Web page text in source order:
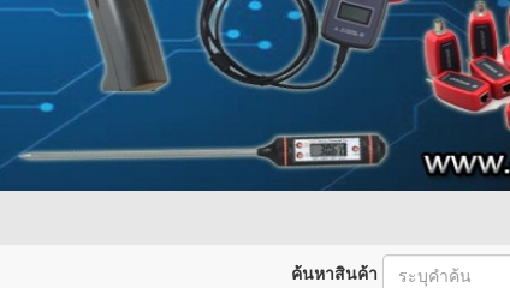
ค้นหาสินค้า